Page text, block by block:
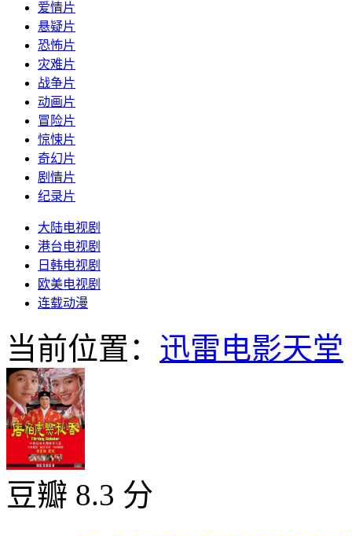
爱情片
悬疑片
恐怖片
灾难片
战争片
动画片
冒险片
惊悚片
奇幻片
剧情片
纪录片
大陆电视剧
港台电视剧
日韩电视剧
欧美电视剧
连载动漫
当前位置： 迅雷电影天堂
豆瓣 8.3 分